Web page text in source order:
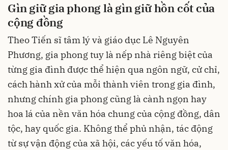
Gìn giữ gia phong là gìn giữ hồn cốt của
cộng đồng
Theo Tiến sĩ tâm lý và giáo dục Lê Nguyên
Phương, gia phong tuy là nếp nhà riêng biệt của
từng gia đình được thể hiện qua ngôn ngữ, cử chỉ,
cách hành xử của mỗi thành viên trong gia đình,
nhưng chính gia phong cũng là cành ngọn hay
hoa lá của nền văn hóa chung của cộng đồng, dân
tộc, hay quốc gia. Không thể phủ nhận, tác động
từ sự vận động của xã hội, các yếu tố văn hóa,